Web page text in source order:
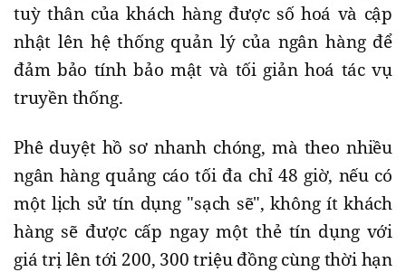
tuỳ thân của khách hàng được số hoá và cập
nhật lên hệ thống quản lý của ngân hàng để
đảm bảo tính bảo mật và tối giản hoá tác vụ
truyền thống.
Phê duyệt hồ sơ nhanh chóng, mà theo nhiều
ngân hàng quảng cáo tối đa chỉ 48 giờ, nếu có
một lịch sử tín dụng "sạch sẽ", không ít khách
hàng sẽ được cấp ngay một thẻ tín dụng với
giá trị lên tới 200, 300 triệu đồng cùng thời hạn